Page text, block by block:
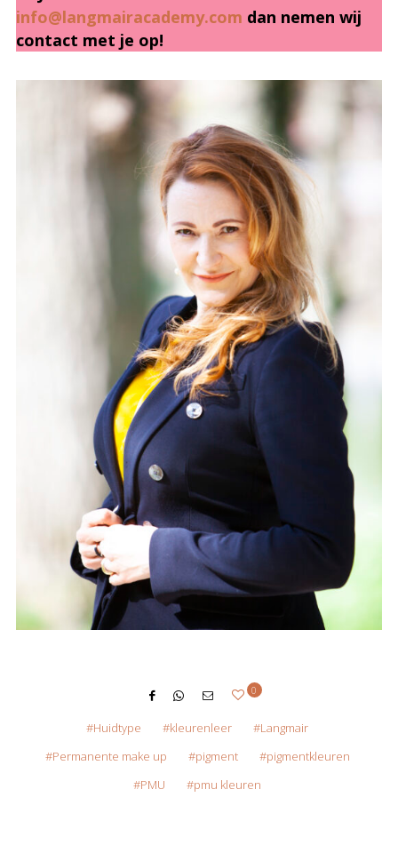
info@langmairacademy.com dan nemen wij
contact met je op!
0
Huidtype kleurenleer
Langmair
Permanente make up
pigment
pigmentkleuren
PMU
pmu kleuren